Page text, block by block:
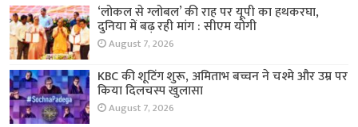
‘लोकल से ग्लोबल’ की राह पर यूपी का हथकरघा,
दुनिया में बढ़ रही मांग : सीएम योगी
August 7, 2026
KBC की शूटिंग शुरू, अमिताभ बच्चन ने चश्मे और उम्र पर
किया दिलचस्प खुलासा
August 7, 2026